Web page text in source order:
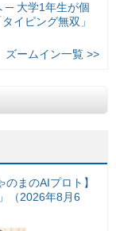
─ 大学1年生が個
イピング無双」
ズームイン一覧 >>
まのAIプロト】
（2026年8月6